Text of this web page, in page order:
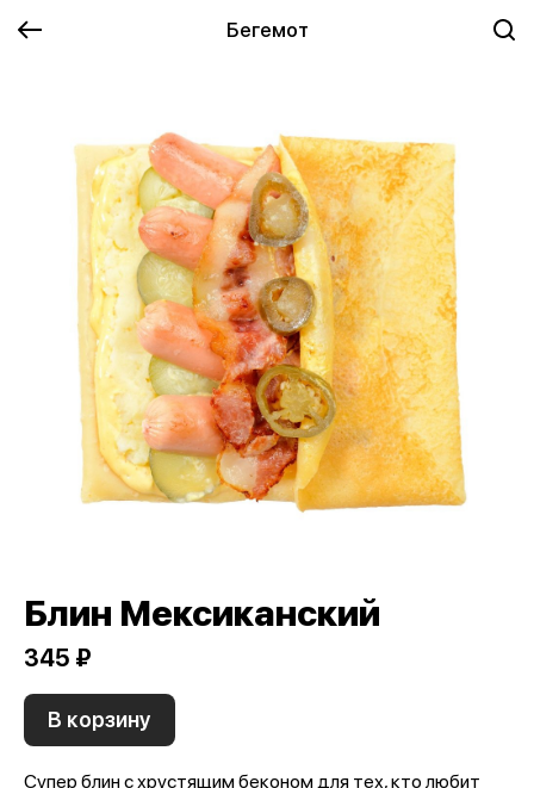
Бегемот
Блин Мексиканский
345 ₽
В корзину
Супер блин с хрустящим беконом для тех, кто любит